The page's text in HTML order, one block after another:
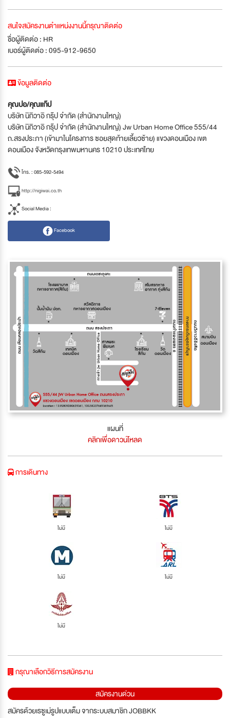
สนใจสมัครงานตำแหน่งงานนี้กรุณาติดต่อ
ชื่อผู้ติดต่อ : HR
เบอร์ผู้ติดต่อ : 095-912-9650
ข้อมูลติดต่อ
คุณปอ/คุณแก๊ป
บริษัท นิกิวาอิ กรุ๊ป จำกัด (สำนักงานใหญ่)
บริษัท นิกิวาอิ กรุ๊ป จำกัด (สำนักงานใหญ่) Jw Urban Home Office 555/44
ถ.สรงประภา (เข้ามาในโครงการ ซอยสุดท้ายเลี้ยวซ้าย) แขวงดอนเมือง เขต
ดอนเมือง จังหวัดกรุงเทพมหานคร 10210 ประเทศไทย
โทร. : 085-592-5494
http://nigiwai.co.th
Social Media :
Facebook
แผนที่
คลิกเพื่อดาวน์โหลด
การเดินทาง
ไม่มี ไม่มี
ไม่มี ไม่มี
ไม่มี
กรุณาเลือกวิธีการสมัครงาน
สมัครงานด่วน
สมัครด้วยเรซูเม่รูปแบบเต็ม จากระบบสมาชิก JOBBKK